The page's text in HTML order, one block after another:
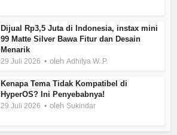
Dijual Rp3,5 Juta di Indonesia, instax mini
99 Matte Silver Bawa Fitur dan Desain
Menarik
29 Juli 2026 olehAdhitya W. P.
Kenapa Tema Tidak Kompatibel di
HyperOS? Ini Penyebabnya!
29 Juli 2026 oleh Sukindar